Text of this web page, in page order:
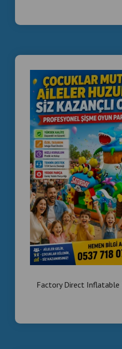
Factory Direct Inflatable